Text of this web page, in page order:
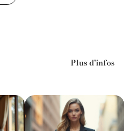
Plus d’infos